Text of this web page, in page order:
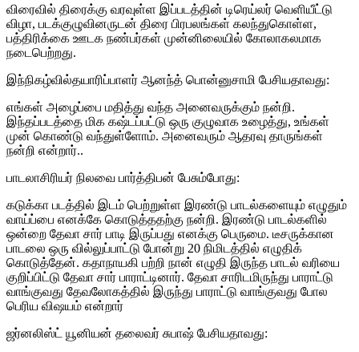
விரைவில் திரைக்கு வரவுள்ள இப்படத்தின் டிரெய்லர் வெளியீட்டு
விழா, படக்குழுவினருடன் திரை பிரபலங்கள் கலந்துகொள்ள,
பத்திரிக்கை ஊடக நண்பர்கள் முன்னிலையில் கோலாகலமாக
நடைபெற்றது.
இந்நிகழ்வில்தயாரிப்பாளர் ஆனந்த் பொன்னுசாமி பேசியதாவது:
எங்கள் அழைப்பை மதித்து வந்த அனைவருக்கும் நன்றி.
இந்தப்படத்தை மிக கஷ்டப்பட்டு ஒரு குழுவாக உழைத்து, உங்கள்
முன் கொண்டு வந்துள்ளோம். அனைவரும் ஆதரவு தாருங்கள்
நன்றி என்றார்..
பாடலாசிரியர் நிலவை பார்த்திபன் பேசும்போது:
கடுக்கா படத்தில் இடம் பெற்றுள்ள இரண்டு பாடல்களையும் எழுதும்
வாய்ப்பை எனக்கே கொடுத்ததற்கு நன்றி. இரண்டு பாடல்களில்
ஒன்றை தேவா சார் பாடி இருப்பது எனக்கு பெருமை. டீசருக்கான
பாடலை ஒரு வில்லுப்பாட்டு போன்று 20 நிமிடத்தில் எழுதிக்
கொடுத்தேன். கதாநாயகி பற்றி நான் எழுதி இருந்த பாடல் வரியை
குறிப்பிட்டு தேவா சார் பாராட்டினார். தேவா சாரிடமிருந்து பாராட்டு
வாங்குவது தேவலோகத்தில் இருந்து பாராட்டு வாங்குவது போல
பெரிய விஷயம் என்றார்
ஜர்னலிஸ்ட் யூனியன் தலைவர் சுபாஷ் பேசியதாவது: